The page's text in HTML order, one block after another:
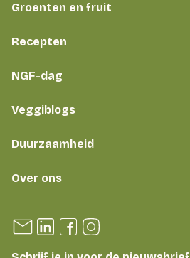
Groenten en fruit
Recepten
NGF-dag
Veggiblogs
Duurzaamheid
Over ons